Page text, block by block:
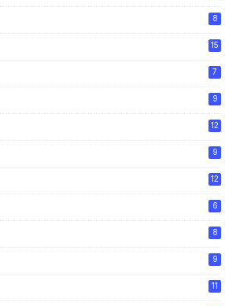
8
15
7
9
12
9
12
6
8
9
11